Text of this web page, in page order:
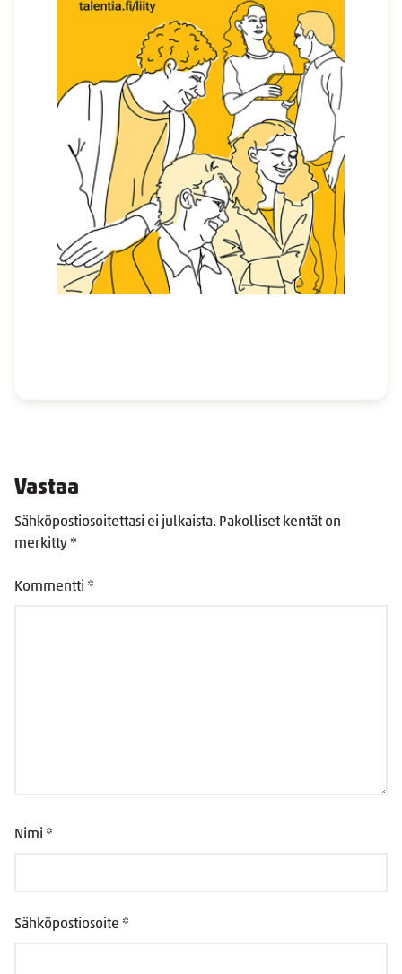
Vastaa
Sähköpostiosoitettasi ei julkaista. Pakolliset kentät on
merkitty *
Kommentti *
Nimi *
Sähköpostiosoite *